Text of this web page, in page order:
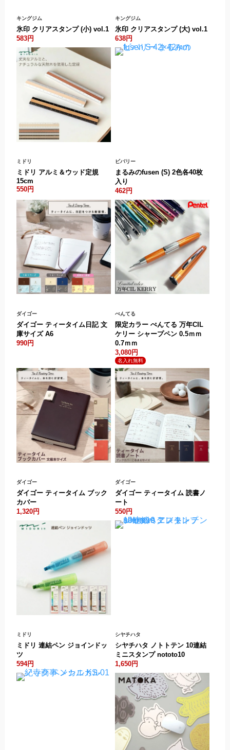
キングジム
氷印 クリアスタンプ (小) vol.1
583円
キングジム
氷印 クリアスタンプ (大) vol.1
638円
ミドリ
ミドリ アルミ＆ウッド定規
15cm
550円
ビバリー
まるみのfusen (S) 2色各40枚
入り
462円
ダイゴー
ダイゴー ティータイム日記 文
庫サイズ A6
990円
ぺんてる
限定カラー ぺんてる 万年CIL
ケリー シャープペン 0.5ｍｍ
0.7ｍｍ
3,080円
ダイゴー
ダイゴー ティータイム ブック
カバー
1,320円
ダイゴー
ダイゴー ティータイム 読書ノ
ート
550円
ミドリ
ミドリ 連結ペン ジョインドッ
ツ
594円
シヤチハタ
シヤチハタ ノトトテン 10連結
ミニスタンプ nototo10
1,650円